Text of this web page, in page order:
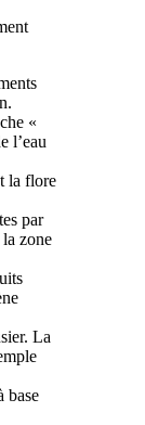
«
l’eau
la flore
par
zone
La
base